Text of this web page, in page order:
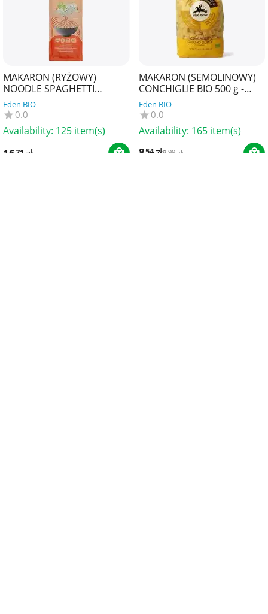
MAKARON (RYŻOWY)
NOODLE SPAGHETTI
BEZGLUTENOWY BIO 250 g -
TERRASANA
Eden BIO
0.0
Availability: 125 item(s)
1671 zł
MAKARON (SEMOLINOWY)
CONCHIGLIE BIO 500 g -
ALCE NERO
Eden BIO
0.0
Availability: 165 item(s)
854 zł8 99 zł